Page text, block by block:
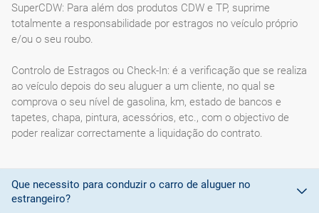
SuperCDW: Para além dos produtos CDW e TP, suprime
totalmente a responsabilidade por estragos no veículo próprio
e/ou o seu roubo.
Controlo de Estragos ou Check-In: é a verificação que se realiza
ao veículo depois do seu aluguer a um cliente, no qual se
comprova o seu nível de gasolina, km, estado de bancos e
tapetes, chapa, pintura, acessórios, etc., com o objectivo de
poder realizar correctamente a liquidação do contrato.
Que necessito para conduzir o carro de aluguer no
estrangeiro?